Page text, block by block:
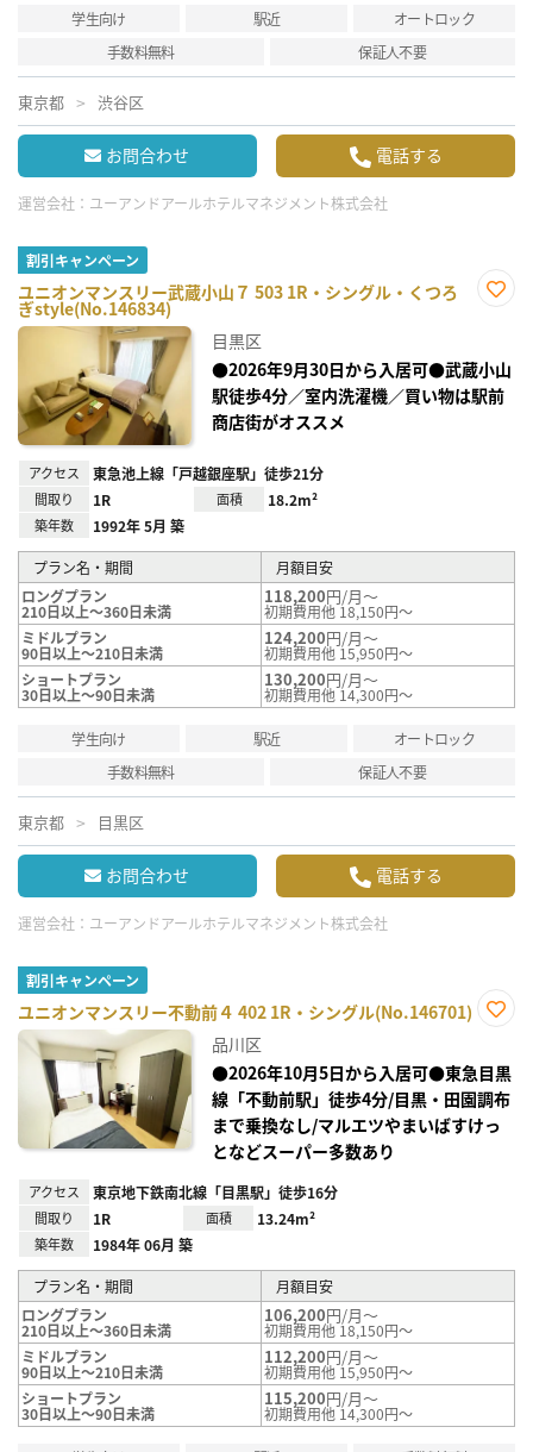
学生向け 駅近
オートロック
手数料無料
保証人不要
東京都 渋谷区
お問合わせ 電話する
運営会社： ユーアンドアールホテルマネジメント株式会社
割引キャンペーン
ユニオンマンスリー武蔵小山７ 503 1R・シングル・くつろ
ぎstyle(No.146834)
録
目黒区
●2026年9月30日から入居可●武蔵小山
駅徒歩4分／室内洗濯機／買い物は駅前
商店街がオススメ
アクセス 東急池上線「戸越銀座駅」徒歩21分
間取り 1R 面積 18.2m²
築年数 1992年 5月 築
プラン名・期間
月額目安
ロングプラン
210日以上～360日未満
118,200円/月～
初期費用他 18,150円～
ミドルプラン
90日以上～210日未満
124,200円/月～
初期費用他 15,950円～
ショートプラン
30日以上～90日未満
130,200円/月～
初期費用他 14,300円～
学生向け 駅近
オートロック
手数料無料
保証人不要
東京都 目黒区
お問合わせ 電話する
運営会社： ユーアンドアールホテルマネジメント株式会社
割引キャンペーン
ユニオンマンスリー不動前４ 402 1R・シングル(No.146701)
り登
録
品川区
●2026年10月5日から入居可●東急目黒
線「不動前駅」徒歩4分/目黒・田園調布
まで乗換なし/マルエツやまいばすけっ
となどスーパー多数あり
アクセス 東京地下鉄南北線「目黒駅」徒歩16分
間取り 1R 面積 13.24m²
築年数 1984年 06月 築
プラン名・期間
月額目安
ロングプラン
210日以上～360日未満
106,200円/月～
初期費用他 18,150円～
ミドルプラン
90日以上～210日未満
112,200円/月～
初期費用他 15,950円～
ショートプラン
30日以上～90日未満
115,200円/月～
初期費用他 14,300円～